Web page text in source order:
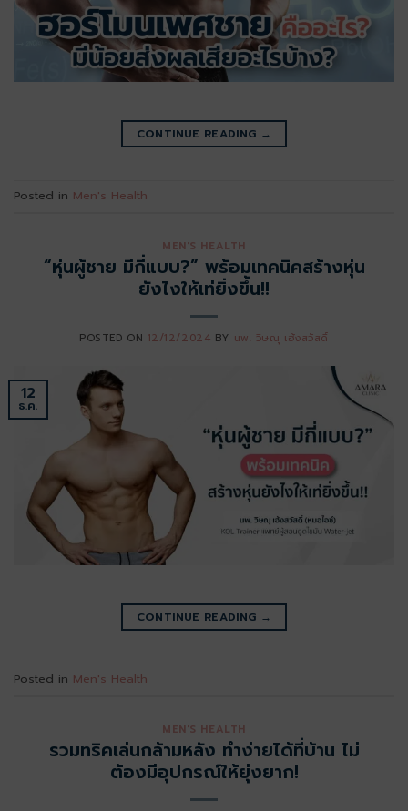
CONTINUE READING →
Posted in Men's Health
MEN'S HEALTH
“หุ่นผู้ชาย มีกี่แบบ?” พร้อมเทคนิคสร้างหุ่น
ยังไงให้เท่ยิ่งขึ้น!!
POSTED ON 12/12/2024 BY นพ. วิษณุ เฮ้งสวัสดิ์
12
ธ.ค.
CONTINUE READING →
Posted in Men's Health
MEN'S HEALTH
รวมทริคเล่นกล้ามหลัง ทำง่ายได้ที่บ้าน ไม่
ต้องมีอุปกรณ์ให้ยุ่งยาก!